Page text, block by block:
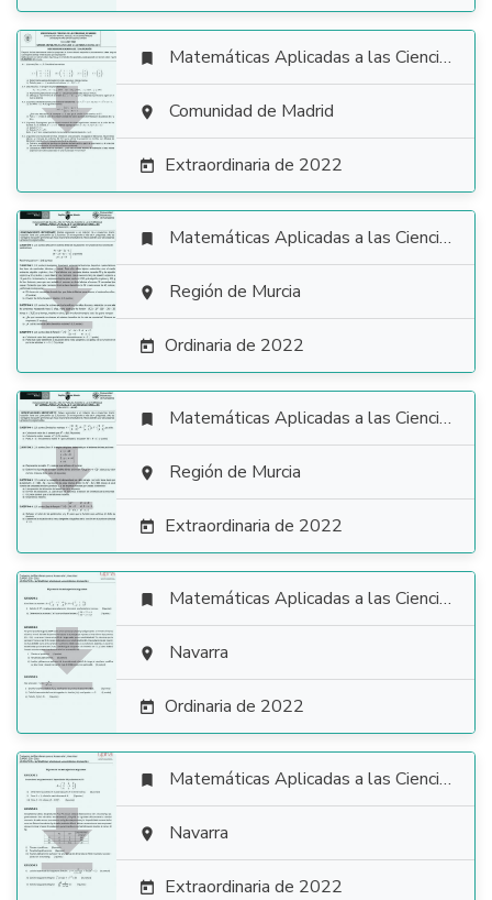

 Matemáticas Aplicadas a las Ciencias Sociales
 Comunidad de Madrid
 Extraordinaria de 2022

 Matemáticas Aplicadas a las Ciencias Sociales
 Región de Murcia
 Ordinaria de 2022

 Matemáticas Aplicadas a las Ciencias Sociales
 Región de Murcia
 Extraordinaria de 2022

 Matemáticas Aplicadas a las Ciencias Sociales
 Navarra
 Ordinaria de 2022

 Matemáticas Aplicadas a las Ciencias Sociales
 Navarra
 Extraordinaria de 2022